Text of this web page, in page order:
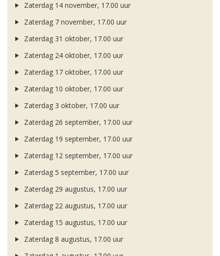
Zaterdag 14 november, 17.00 uur
Zaterdag 7 november, 17.00 uur
Zaterdag 31 oktober, 17.00 uur
Zaterdag 24 oktober, 17.00 uur
Zaterdag 17 oktober, 17.00 uur
Zaterdag 10 oktober, 17.00 uur
Zaterdag 3 oktober, 17.00 uur
Zaterdag 26 september, 17.00 uur
Zaterdag 19 september, 17.00 uur
Zaterdag 12 september, 17.00 uur
Zaterdag 5 september, 17.00 uur
Zaterdag 29 augustus, 17.00 uur
Zaterdag 22 augustus, 17.00 uur
Zaterdag 15 augustus, 17.00 uur
Zaterdag 8 augustus, 17.00 uur